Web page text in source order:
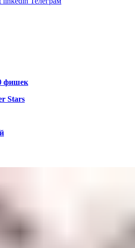
фишек
Stars